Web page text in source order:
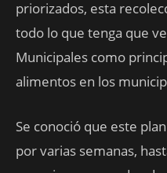
priorizados, esta
todo lo que tenga que
Municipales como
alimentos en los
Se conoció que este
por varias semanas,